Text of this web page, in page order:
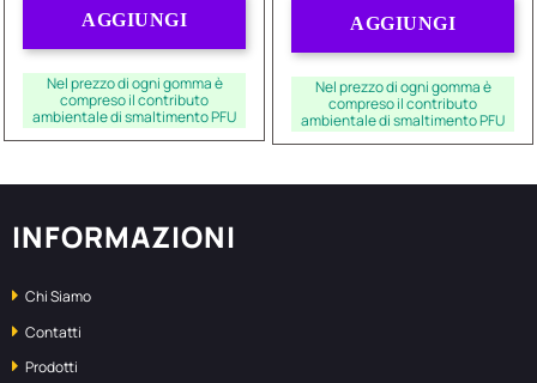
AGGIUNGI
Nel prezzo di ogni gomma è
compreso il contributo
ambientale di smaltimento PFU
AGGIUNGI
Nel prezzo di ogni gomma è
compreso il contributo
ambientale di smaltimento PFU
INFORMAZIONI
Chi Siamo
Contatti
Prodotti